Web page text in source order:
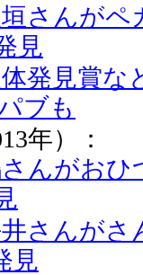
さんがペ
見
発見賞
ブも
年）：
んがおひ
さんがさ
見